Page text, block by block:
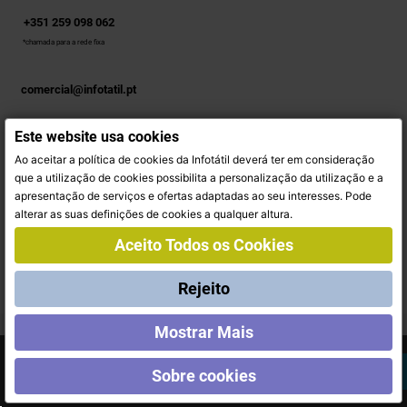
+351 259 098 062
*chamada para a rede fixa
comercial@infotatil.pt
SIGA-NOS
FacebookInstagram
INFORMAÇÃO
Este website usa cookies
Ao aceitar a política de cookies da Infotátil deverá ter em consideração
que a utilização de cookies possibilita a personalização da utilização e a
apresentação de serviços e ofertas adaptadas ao seu interesses. Pode
alterar as suas definições de cookies a qualquer altura.
Aceito Todos os Cookies
Rejeito
Mostrar Mais
Sobre cookies
Este site utiliza cookies. Ao navegar no site estará a
consentir a sua utilização. Para mais informações
consulte a nossa Política de Cookies.